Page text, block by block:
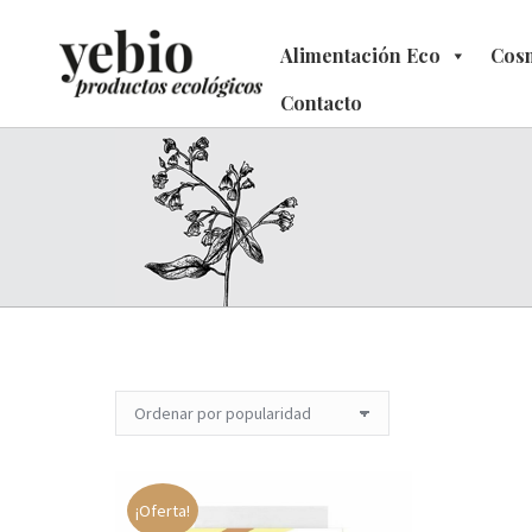
Alimentación Eco
Contacto
¡Oferta!
Alimentación Eco
Contacto